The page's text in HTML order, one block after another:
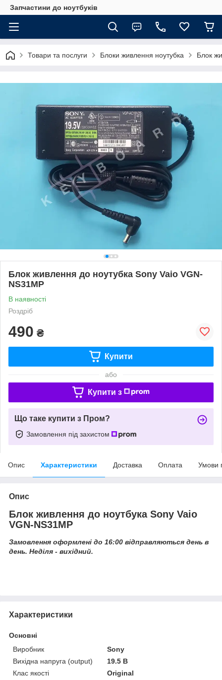
Запчастини до ноутбуків
Товари та послуги Блоки живлення ноутубка Блок
Блок живлення до ноутубка Sony Vaio VGN-
NS31MP
В наявності
Роздріб
490 ₴
Купити
або
Купити з
Що таке купити з Пром?
Замовлення під захистом
Опис Характеристики Доставка Оплата Умови
Опис
Блок живлення до ноутбука Sony Vaio
VGN-NS31MP
Замовлення оформлені до 16:00 відправляються день в
день. Неділя - вихідний.
Характеристики
Основні
Виробник
Sony
Вихідна напруга (output)
19.5 В
Клас якості
Original